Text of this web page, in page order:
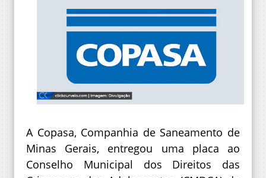
A Copasa, Companhia de Saneamento de
Minas Gerais, entregou uma placa ao
Conselho Municipal dos Direitos das